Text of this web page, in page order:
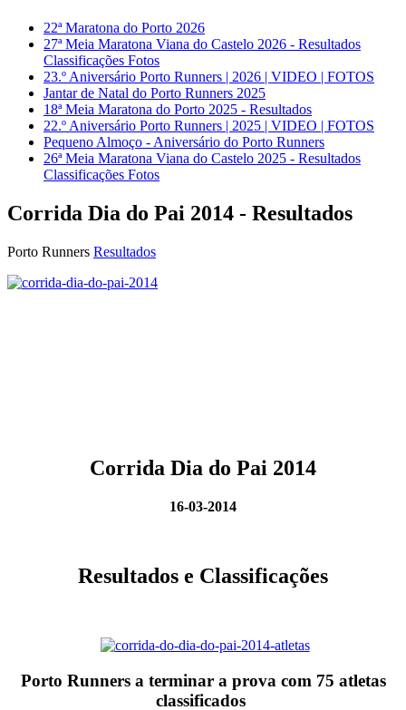
22ª Maratona do Porto 2026
27ª Meia Maratona Viana do Castelo 2026 - Resultados
Classificações Fotos
23.º Aniversário Porto Runners | 2026 | VIDEO | FOTOS
Jantar de Natal do Porto Runners 2025
18ª Meia Maratona do Porto 2025 - Resultados
22.º Aniversário Porto Runners | 2025 | VIDEO | FOTOS
Pequeno Almoço - Aniversário do Porto Runners
26ª Meia Maratona Viana do Castelo 2025 - Resultados
Classificações Fotos
Corrida Dia do Pai 2014 - Resultados
Porto Runners Resultados
Corrida Dia do Pai 2014
16-03-2014
Resultados e Classificações
Porto Runners a terminar a prova com 75 atletas
classificados